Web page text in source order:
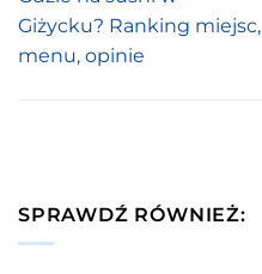
Giżycku? Ranking miejsc,
menu, opinie
SPRAWDŹ RÓWNIEŻ: